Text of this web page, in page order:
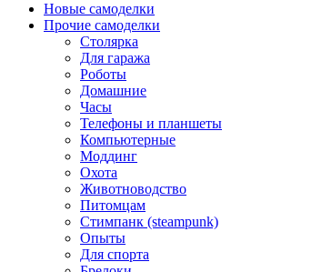
Новые самоделки
Прочие самоделки
Столярка
Для гаража
Роботы
Домашние
Часы
Телефоны и планшеты
Компьютерные
Моддинг
Охота
Животноводство
Питомцам
Стимпанк (steampunk)
Опыты
Для спорта